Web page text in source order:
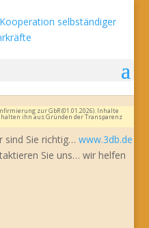
zur GbR (01.01.2026). Inhalte
ihn aus Gründen der Transparenz
sind Sie richtig… www.3db.de
Sie uns… wir helfen